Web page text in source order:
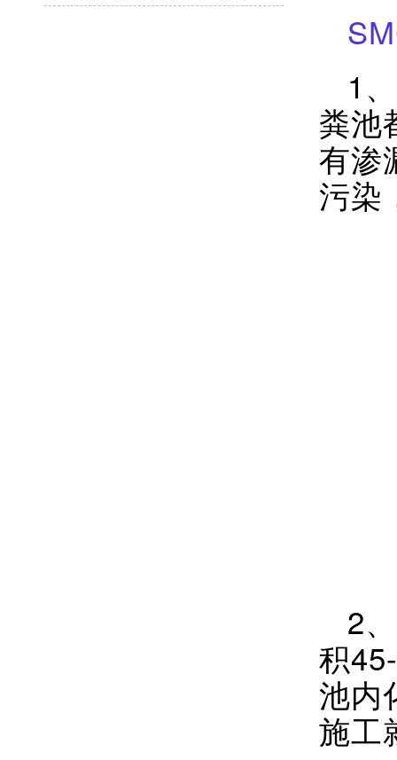
1
粪池
有渗
污染
2
积
池内
施工